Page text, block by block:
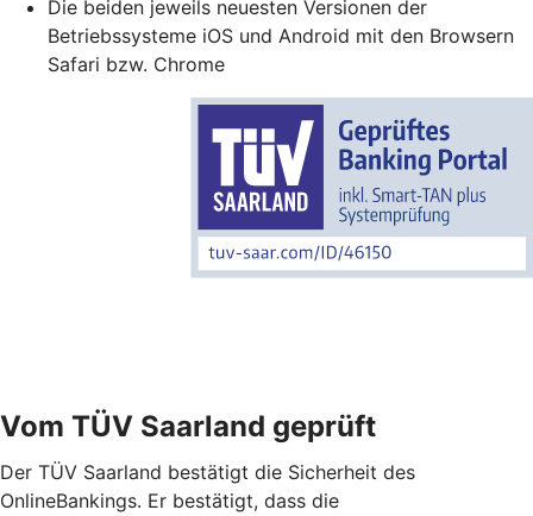
Die beiden jeweils neuesten Versionen der
Betriebssysteme iOS und Android mit den Browsern
Safari bzw. Chrome
Vom TÜV Saarland geprüft
Der TÜV Saarland bestätigt die Sicherheit des
OnlineBankings. Er bestätigt, dass die